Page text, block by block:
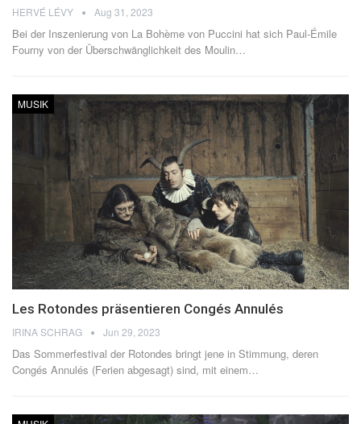
HERVÉ LÉVY Aug 31, 2023
Bei der Inszenierung von La Bohème von Puccini hat sich Paul-Émile
Fourny von der Überschwänglichkeit des Moulin…
MUSIK
Les Rotondes präsentieren Congés Annulés
IRINA SCHRAG Jun 29, 2023
Das Sommerfestival der Rotondes bringt jene in Stimmung, deren
Congés Annulés (Ferien abgesagt) sind, mit einem…